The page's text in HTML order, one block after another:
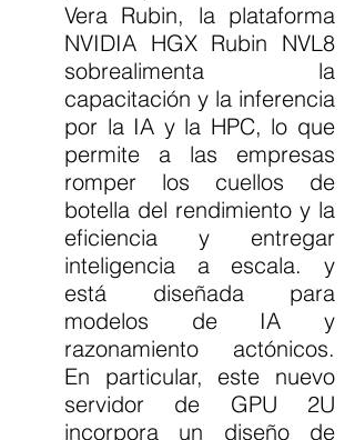
Vera Rubin, la plataforma
NVIDIA HGX Rubin NVL8
sobrealimenta la
capacitación y la inferencia
por la IA y la HPC, lo que
permite a las empresas
romper los cuellos de
botella del rendimiento y la
eficiencia y entregar
inteligencia a escala. y
está diseñada para
modelos de IA y
razonamiento actónicos.
En particular, este nuevo
servidor de GPU 2U
incorpora un diseño de